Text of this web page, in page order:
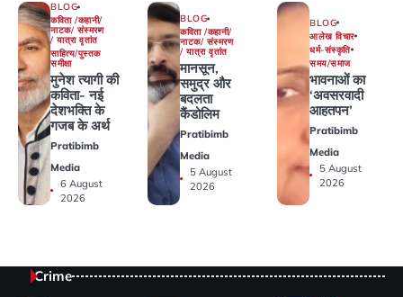
BLOG
कविता /कहानी/
नाटक/ संस्मरण
/ यात्रा वृतांत
साहित्य/पुस्तक
समीक्षा
मुनेश त्यागी की
कविता- नई
देशभक्ति के
गजब के अर्थ
Pratibimb
Media
6 August
2026
BLOG
कविता /कहानी/
नाटक/ संस्मरण
/ यात्रा वृतांत
मानसून,
समुद्र और
बदलता
कैंडोलिम
Pratibimb
Media
5 August
2026
BLOG
आलेख विचार
धर्म-संस्कृति
समय/समाज
भावनाओं का
‘अवसरवादी
आहतपन’
Pratibimb
Media
5 August
2026
Crime